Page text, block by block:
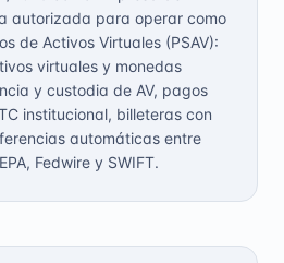
autorizada para operar como
de Activos Virtuales (PSAV):
virtuales y monedas
y custodia de AV, pagos
institucional, billeteras con
automáticas entre
Fedwire y SWIFT.